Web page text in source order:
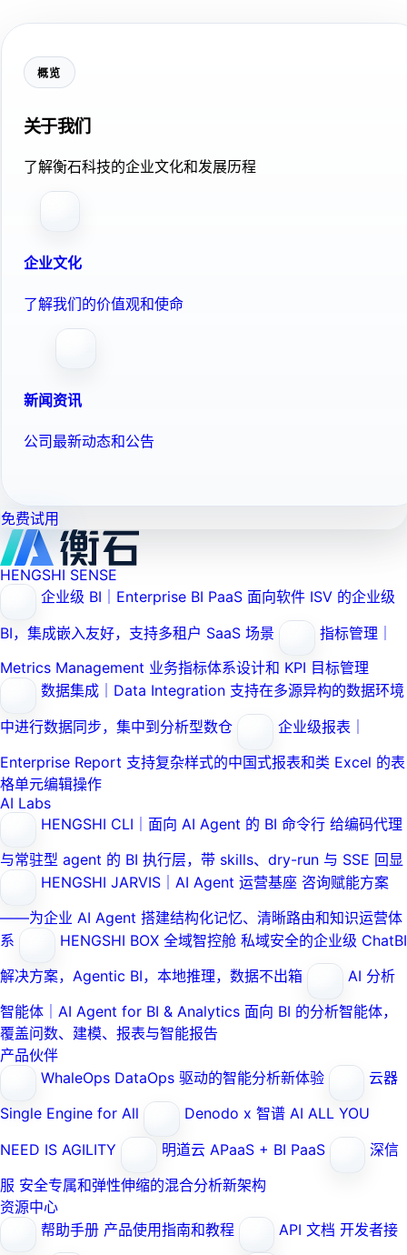
概览
关于我们
了解衡石科技的企业文化和发展历程
企业文化
了解我们的价值观和使命
新闻资讯
公司最新动态和公告
免费试用
HENGSHI SENSE
企业级 BI｜Enterprise BI PaaS 面向软件 ISV 的企业级
BI，集成嵌入友好，支持多租户 SaaS 场景
指标管理｜
Metrics Management 业务指标体系设计和 KPI 目标管理
数据集成｜Data Integration 支持在多源异构的数据环境
中进行数据同步，集中到分析型数仓
企业级报表｜
Enterprise Report 支持复杂样式的中国式报表和类 Excel 的表
格单元编辑操作
AI Labs
HENGSHI CLI｜面向 AI Agent 的 BI 命令行 给编码代理
与常驻型 agent 的 BI 执行层，带 skills、dry-run 与 SSE 回显
HENGSHI JARVIS｜AI Agent 运营基座 咨询赋能方案
——为企业 AI Agent 搭建结构化记忆、清晰路由和知识运营体
系
HENGSHI BOX 全域智控舱 私域安全的企业级 ChatBI
解决方案，Agentic BI，本地推理，数据不出箱
AI 分析
智能体｜AI Agent for BI & Analytics 面向 BI 的分析智能体，
覆盖问数、建模、报表与智能报告
产品伙伴
WhaleOps DataOps 驱动的智能分析新体验
云器
Single Engine for All
Denodo x 智谱 AI ALL YOU
NEED IS AGILITY
明道云 APaaS + BI PaaS
深信
服 安全专属和弹性伸缩的混合分析新架构
资源中心
帮助手册 产品使用指南和教程 API 文档 开发者接